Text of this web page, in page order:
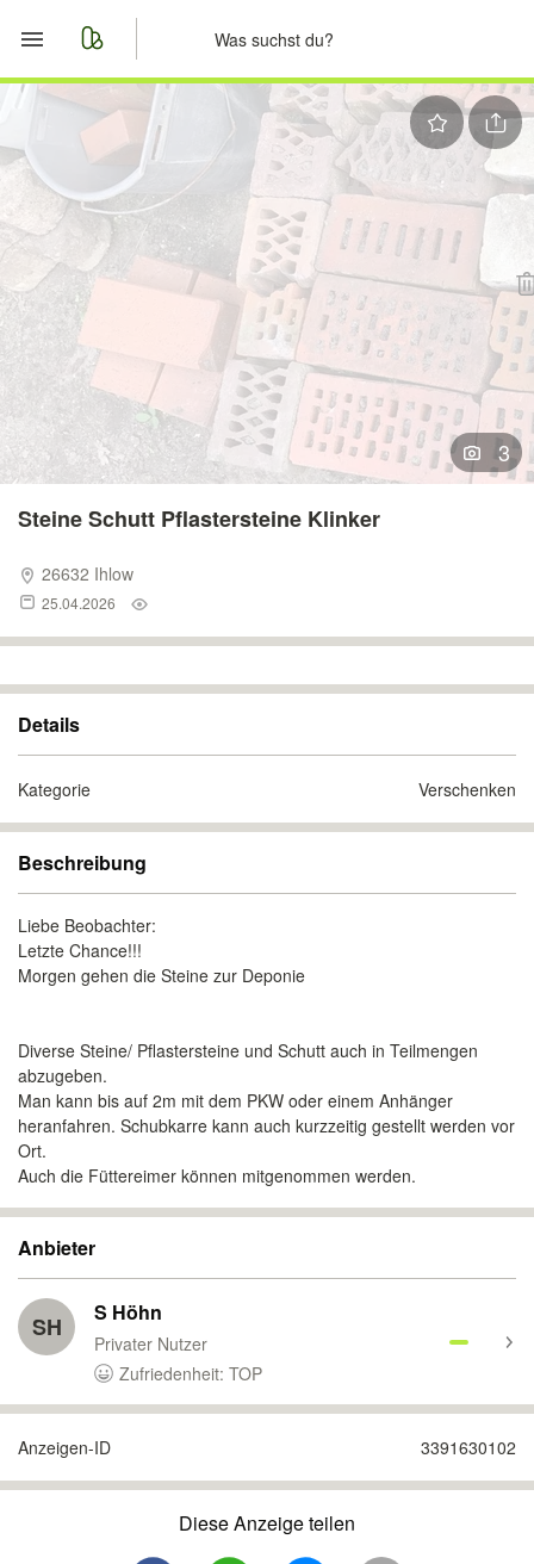
Start
Merkliste
Nachrichten
Anzeige aufgeben
3
Steine Schutt Pflastersteine Klinker
26632 Ihlow
25.04.2026
Details
Kategorie Verschenken
Beschreibung
Liebe Beobachter:
Letzte Chance!!!
Morgen gehen die Steine zur Deponie
Diverse Steine/ Pflastersteine und Schutt auch in Teilmengen
abzugeben.
Man kann bis auf 2m mit dem PKW oder einem Anhänger
heranfahren. Schubkarre kann auch kurzzeitig gestellt werden vor
Ort.
Auch die Füttereimer können mitgenommen werden.
Anbieter
SH S Höhn
Privater Nutzer
Zufriedenheit: TOP
Anzeigen-ID 3391630102
Diese Anzeige teilen